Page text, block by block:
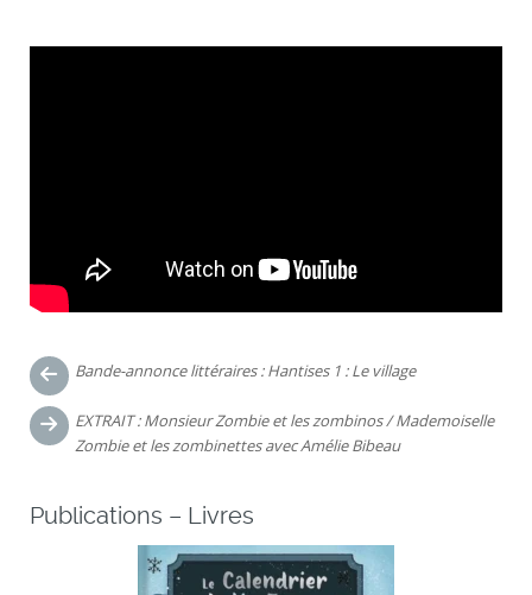
Navigation
des
articles
Bande-annonce littéraires : Hantises 1 : Le village
EXTRAIT : Monsieur Zombie et les zombinos / Mademoiselle
Zombie et les zombinettes avec Amélie Bibeau
Publications – Livres